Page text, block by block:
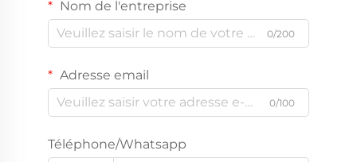
Nom de l'entreprise
0/200
Adresse email
0/100
Téléphone/Whatsapp